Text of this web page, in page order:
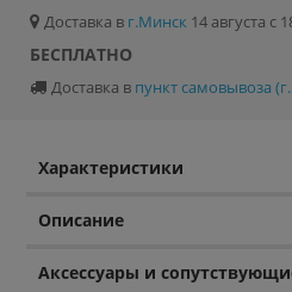
Доставка в г.Минск 14 августа с
БЕСПЛАТНО
Доставка в пункт самовывоза
Характеристики
Описание
Аксессуары и